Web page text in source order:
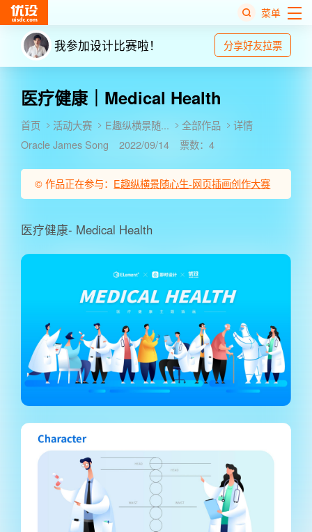
菜单
医疗健康｜Medical Health
首页 活动大赛 E趣纵横景随... 全部作品
详情
Oracle James Song
2022/09/14 票数：4
© 作品正在参与： E趣纵横景随心生-网页插画创作大赛
医疗健康- Medical Health
我参加设计比赛啦！ 分享好友拉票
搜